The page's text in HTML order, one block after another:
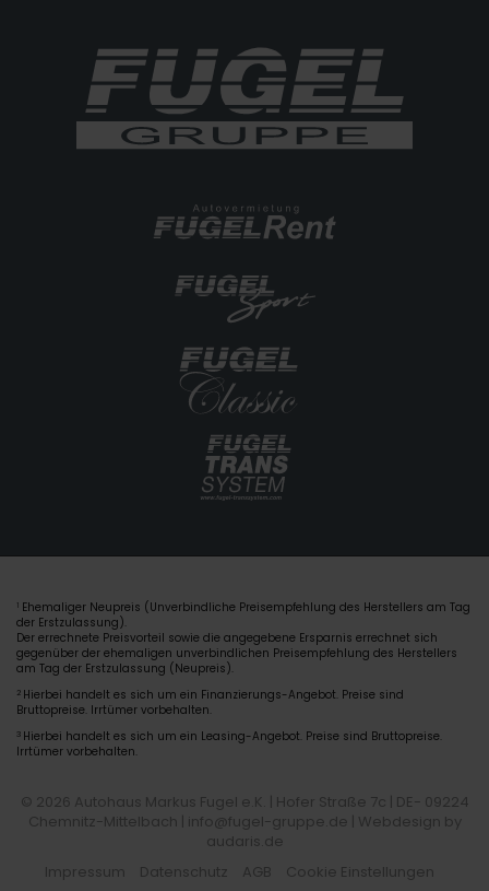
1 Ehemaliger Neupreis (Unverbindliche Preisempfehlung des Herstellers am Tag
der Erstzulassung).
Der errechnete Preisvorteil sowie die angegebene Ersparnis errechnet sich
gegenüber der ehemaligen unverbindlichen Preisempfehlung des Herstellers
am Tag der Erstzulassung (Neupreis).
2 Hierbei handelt es sich um ein Finanzierungs-Angebot. Preise sind
Bruttopreise. Irrtümer vorbehalten.
3 Hierbei handelt es sich um ein Leasing-Angebot. Preise sind Bruttopreise.
Irrtümer vorbehalten.
© 2026 Autohaus Markus Fugel e.K. | Hofer Straße 7c | DE- 09224
Chemnitz-Mittelbach | info@fugel-gruppe.de | Webdesign by
audaris.de
Impressum
Datenschutz AGB Cookie Einstellungen